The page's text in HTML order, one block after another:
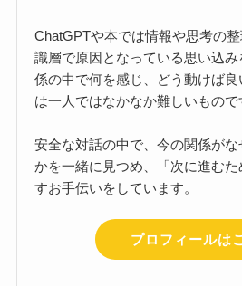
ChatGPTや本では情報や思考の
識層で原因となっている思い込
係の中で何を感じ、どう動けば
は一人ではなかなか難しいもので
安全な対話の中で、今の関係が
かを一緒に見つめ、「次に進む
すお手伝いをしています。
プロフィールは